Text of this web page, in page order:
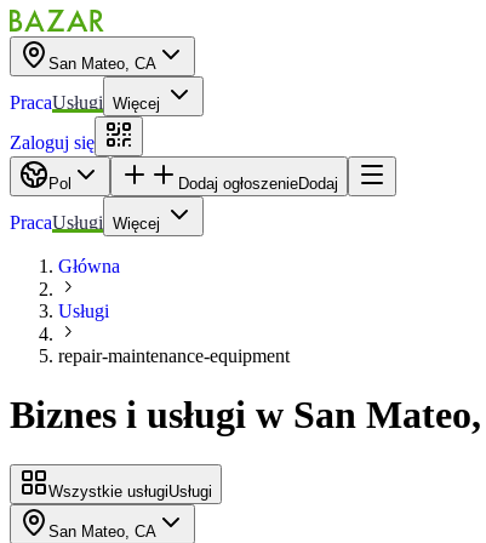
San Mateo, CA
PracaUsługi Więcej
Zaloguj się
Pol Dodaj ogłoszenieDodaj
PracaUsługi Więcej
Główna
Usługi
repair-maintenance-equipment
Biznes i usługi w San
Wszystkie usługiUsługi
San Mateo, CA